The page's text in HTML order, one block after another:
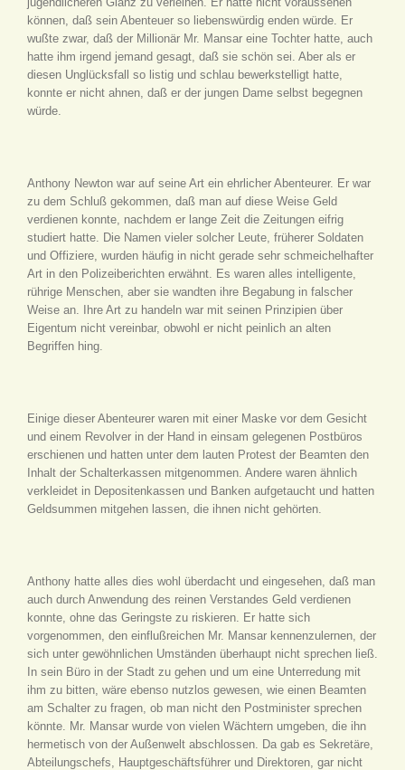
können, daß sein Abenteuer so liebenswürdig enden würde. Er
wußte zwar, daß der Millionär Mr. Mansar eine Tochter hatte, auch
hatte ihm irgend jemand gesagt, daß sie schön sei. Aber als er
diesen Unglücksfall so listig und schlau bewerkstelligt hatte,
konnte er nicht ahnen, daß er der jungen Dame selbst begegnen
würde.
Anthony Newton war auf seine Art ein ehrlicher Abenteurer. Er war
zu dem Schluß gekommen, daß man auf diese Weise Geld
verdienen konnte, nachdem er lange Zeit die Zeitungen eifrig
studiert hatte. Die Namen vieler solcher Leute, früherer Soldaten
und Offiziere, wurden häufig in nicht gerade sehr schmeichelhafter
Art in den Polizeiberichten erwähnt. Es waren alles intelligente,
rührige Menschen, aber sie wandten ihre Begabung in falscher
Weise an. Ihre Art zu handeln war mit seinen Prinzipien über
Eigentum nicht vereinbar, obwohl er nicht peinlich an alten
Begriffen hing.
Einige dieser Abenteurer waren mit einer Maske vor dem Gesicht
und einem Revolver in der Hand in einsam gelegenen Postbüros
erschienen und hatten unter dem lauten Protest der Beamten den
Inhalt der Schalterkassen mitgenommen. Andere waren ähnlich
verkleidet in Depositenkassen und Banken aufgetaucht und hatten
Geldsummen mitgehen lassen, die ihnen nicht gehörten.
Anthony hatte alles dies wohl überdacht und eingesehen, daß man
auch durch Anwendung des reinen Verstandes Geld verdienen
konnte, ohne das Geringste zu riskieren. Er hatte sich
vorgenommen, den einflußreichen Mr. Mansar kennenzulernen, der
sich unter gewöhnlichen Umständen überhaupt nicht sprechen ließ.
In sein Büro in der Stadt zu gehen und um eine Unterredung mit
ihm zu bitten, wäre ebenso nutzlos gewesen, wie einen Beamten
am Schalter zu fragen, ob man nicht den Postminister sprechen
könnte. Mr. Mansar wurde von vielen Wächtern umgeben, die ihn
hermetisch von der Außenwelt abschlossen. Da gab es Sekretäre,
Abteilungschefs, Hauptgeschäftsführer und Direktoren, gar nicht